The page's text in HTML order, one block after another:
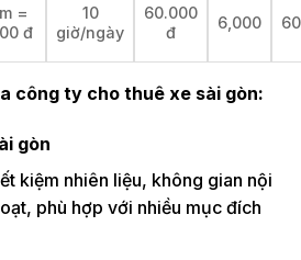
=
đ
10
giờ/ngày
60.000
đ
6,000
công ty cho thuê xe sài gòn:
gòn
kiệm nhiên liệu, không gian nội
phù hợp với nhiều mục đích